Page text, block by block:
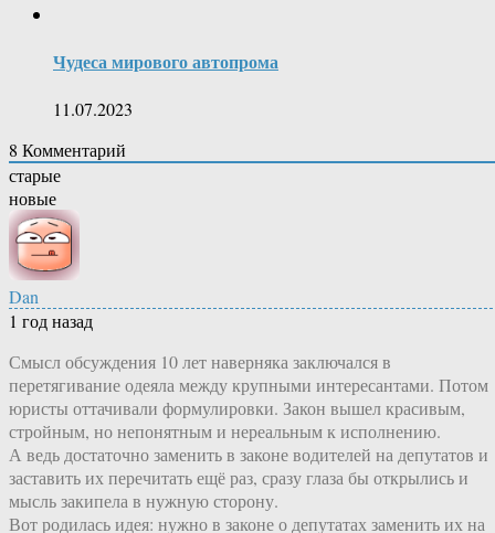
Чудеса мирового автопрома
11.07.2023
8 Комментарий
старые
новые
Dan
1 год назад
Смысл обсуждения 10 лет наверняка заключался в
перетягивание одеяла между крупными интересантами. Потом
юристы оттачивали формулировки. Закон вышел красивым,
стройным, но непонятным и нереальным к исполнению.
А ведь достаточно заменить в законе водителей на депутатов и
заставить их перечитать ещё раз, сразу глаза бы открылись и
мысль закипела в нужную сторону.
Вот родилась идея: нужно в законе о депутатах заменить их на